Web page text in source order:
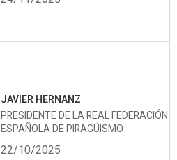
JAVIER HERNANZ
PRESIDENTE DE LA REAL FEDERACIÓN
ESPAÑOLA DE PIRAGÜISMO
22/10/2025